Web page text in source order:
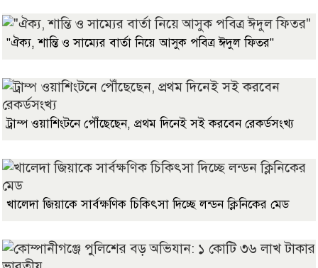
"ঐক্য, শান্তি ও সাম্যের বার্তা নিয়ে আসুক পবিত্র ঈদুল ফিতর"
ট্রাম্প ওয়াশিংটনে পৌঁছেছেন, প্রথম দিনেই সই করবেন রেকর্ডসংখ্য
খালেদা জিয়াকে সার্বক্ষণিক চিকিৎসা দিচ্ছে লন্ডন ক্লিনিকের মেড